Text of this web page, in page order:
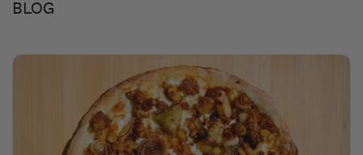
BLOG